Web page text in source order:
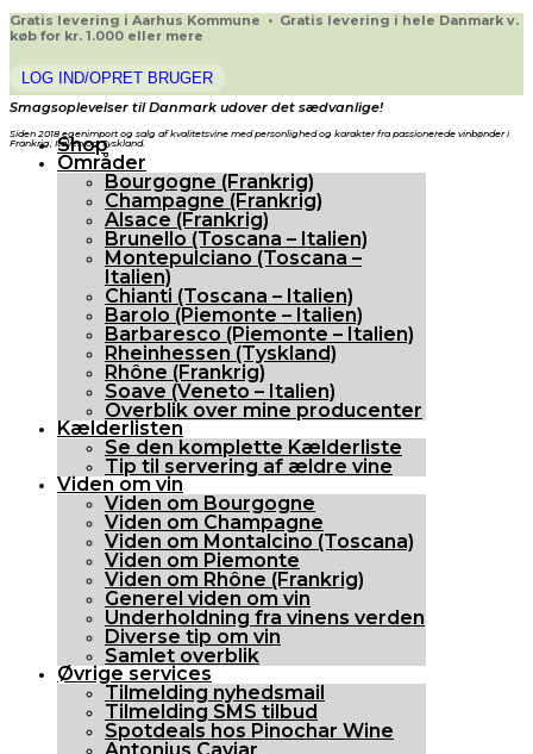
Gratis levering i Aarhus Kommune • Gratis levering i hele Danmark v.
køb for kr. 1.000 eller mere
LOG IND/OPRET BRUGER
Smagsoplevelser til Danmark udover det sædvanlige!
Siden 2018 egenimport og salg af kvalitetsvine med personlighed og karakter fra passionerede vinbønder i
Frankrig, Italien og Tyskland.
Shop
Områder
Bourgogne (Frankrig)
Champagne (Frankrig)
Alsace (Frankrig)
Brunello (Toscana – Italien)
Montepulciano (Toscana –
Italien)
Chianti (Toscana – Italien)
Barolo (Piemonte – Italien)
Barbaresco (Piemonte – Italien)
Rheinhessen (Tyskland)
Rhône (Frankrig)
Soave (Veneto – Italien)
Overblik over mine producenter
Kælderlisten
Se den komplette Kælderliste
Tip til servering af ældre vine
Viden om vin
Viden om Bourgogne
Viden om Champagne
Viden om Montalcino (Toscana)
Viden om Piemonte
Viden om Rhône (Frankrig)
Generel viden om vin
Underholdning fra vinens verden
Diverse tip om vin
Samlet overblik
Øvrige services
Tilmelding nyhedsmail
Tilmelding SMS tilbud
Spotdeals hos Pinochar Wine